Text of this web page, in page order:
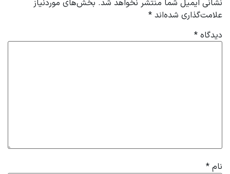
نشانی ایمیل شما منتشر نخواهد شد. بخش‌های موردنیاز
علامت‌گذاری شده‌اند *
دیدگاه *
نام *